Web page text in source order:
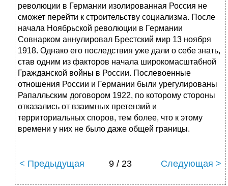
революции в Германии изолированная Россия не
сможет перейти к строительству социализма. После
начала Ноябрьской революции в Германии
Совнарком аннулировал Брестский мир 13 ноября
1918. Однако его последствия уже дали о себе знать,
став одним из факторов начала широкомасштабной
Гражданской войны в России. Послевоенные
отношения России и Германии были урегулированы
Рапалльским договором 1922, по которому стороны
отказались от взаимных претензий и
территориальных споров, тем более, что к этому
времени у них не было даже общей границы.
< Предыдущая 9 / 23 Следующая >